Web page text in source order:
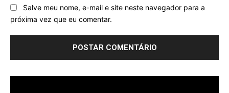
Salve meu nome, e-mail e site neste navegador para a
próxima vez que eu comentar.